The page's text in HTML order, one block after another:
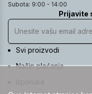
Subota: 9:00 - 14:00
Prijavite
Svi proizvodi
Način plaćanja